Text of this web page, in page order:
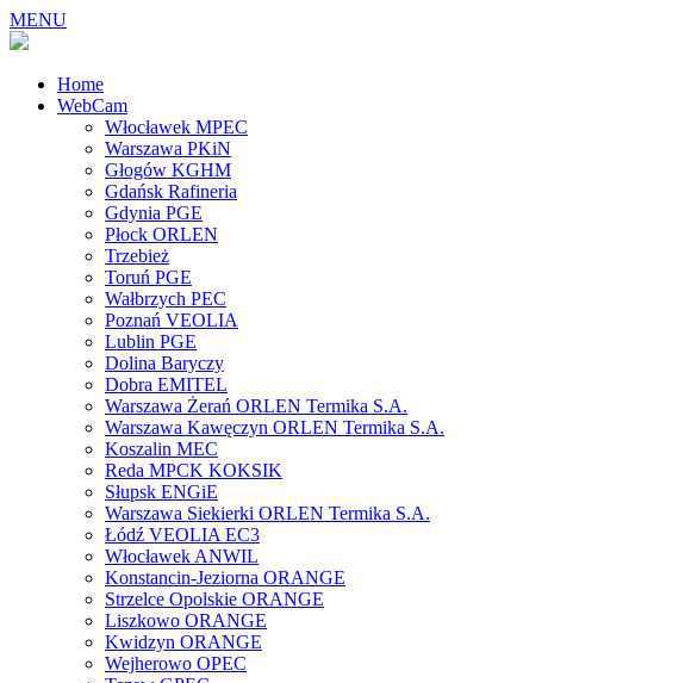
MENU
Home
WebCam
Włocławek MPEC
Warszawa PKiN
Głogów KGHM
Gdańsk Rafineria
Gdynia PGE
Płock ORLEN
Trzebież
Toruń PGE
Wałbrzych PEC
Poznań VEOLIA
Lublin PGE
Dolina Baryczy
Dobra EMITEL
Warszawa Żerań ORLEN Termika S.A.
Warszawa Kawęczyn ORLEN Termika S.A.
Koszalin MEC
Reda MPCK KOKSIK
Słupsk ENGiE
Warszawa Siekierki ORLEN Termika S.A.
Łódź VEOLIA EC3
Włocławek ANWIL
Konstancin-Jeziorna ORANGE
Strzelce Opolskie ORANGE
Liszkowo ORANGE
Kwidzyn ORANGE
Wejherowo OPEC